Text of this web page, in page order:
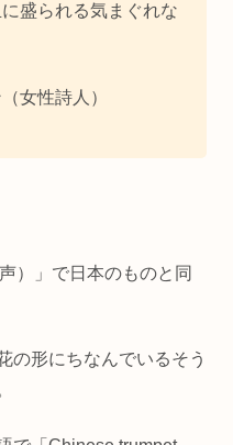
盛られる気まぐれな
女性詩人）
）」で日本のものと同
の形にちなんでいるそう